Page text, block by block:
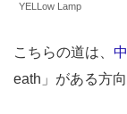
YELLow Lamp
こちらの道は、
eath」がある方向